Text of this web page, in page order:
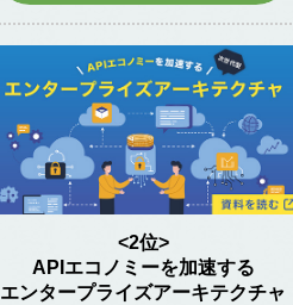
<2位>
APIエコノミーを加速する
エンタープライズアーキテクチャ